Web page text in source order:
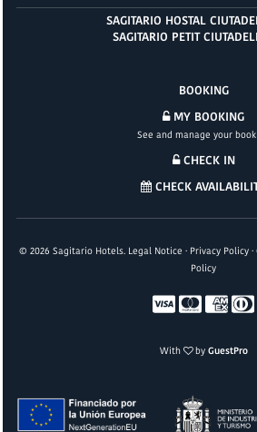
SAGITARIO HOSTAL
SAGITARIO PETIT
BOOKING
MY BOOKING
See and manage your
CHECK IN
CHECK
© 2026 Sagitario Hotels. Legal Notice · Privacy Policy ·
Policy
With by GuestPro